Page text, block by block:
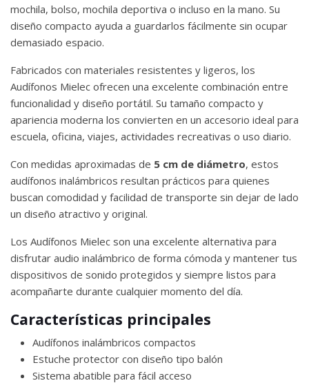
mochila, bolso, mochila deportiva o incluso en la mano. Su
diseño compacto ayuda a guardarlos fácilmente sin ocupar
demasiado espacio.
Fabricados con materiales resistentes y ligeros, los
Audífonos Mielec ofrecen una excelente combinación entre
funcionalidad y diseño portátil. Su tamaño compacto y
apariencia moderna los convierten en un accesorio ideal para
escuela, oficina, viajes, actividades recreativas o uso diario.
Con medidas aproximadas de 5 cm de diámetro, estos
audífonos inalámbricos resultan prácticos para quienes
buscan comodidad y facilidad de transporte sin dejar de lado
un diseño atractivo y original.
Los Audífonos Mielec son una excelente alternativa para
disfrutar audio inalámbrico de forma cómoda y mantener tus
dispositivos de sonido protegidos y siempre listos para
acompañarte durante cualquier momento del día.
Características principales
Audífonos inalámbricos compactos
Estuche protector con diseño tipo balón
Sistema abatible para fácil acceso